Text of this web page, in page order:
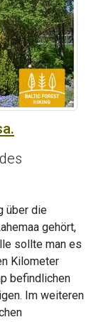
über die
gehört,
sollte man es
Kilometer
befindlichen
Im weiteren